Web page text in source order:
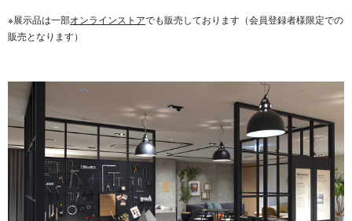
※展示品は一部オンラインストアでも販売しております（会員登録者様限定での
販売となります）